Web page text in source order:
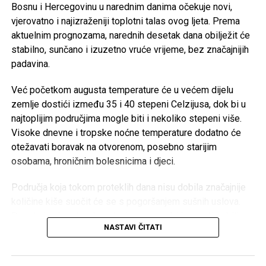
Share Post
Share
Tweet Share
Bosnu i Hercegovinu u narednim danima očekuje novi,
vjerovatno i najizraženiji toplotni talas ovog ljeta. Prema
aktuelnim prognozama, narednih desetak dana obilježit će
stabilno, sunčano i izuzetno vruće vrijeme, bez značajnijih
padavina.
Već početkom augusta temperature će u većem dijelu
zemlje dostići između 35 i 40 stepeni Celzijusa, dok bi u
najtoplijim područjima mogle biti i nekoliko stepeni više.
Visoke dnevne i tropske noćne temperature dodatno će
otežavati boravak na otvorenom, posebno starijim
osobama, hroničnim bolesnicima i djeci.
Područja koja tokom proteklih dana nisu dobila značajnije
Dugotrajan izostanak padavina mogao bi izazvati ozbiljne
posljedice za poljoprivredu, vodotokove i povećati rizik od
NASTAVI ČITATI